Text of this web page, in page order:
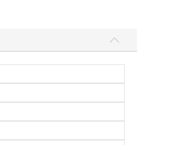
說，「我是為了大家戰鬥的。」